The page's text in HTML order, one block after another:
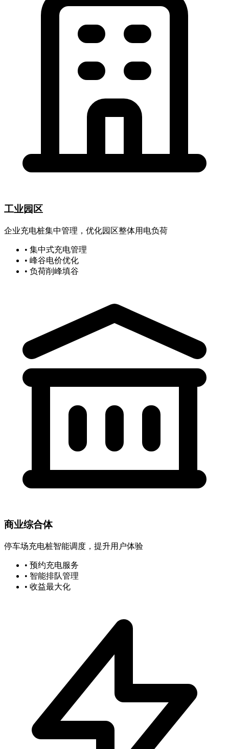
工业园区
企业充电桩集中管理，优化园区整体用电负荷
• 集中式充电管理
• 峰谷电价优化
• 负荷削峰填谷
商业综合体
停车场充电桩智能调度，提升用户体验
• 预约充电服务
• 智能排队管理
• 收益最大化